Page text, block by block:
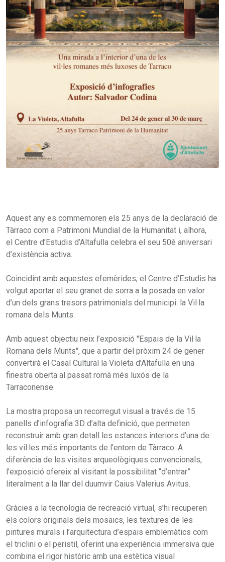
Aquest any es commemoren els 25 anys de la declaració de
Tàrraco com a Patrimoni Mundial de la Humanitat i, alhora,
el Centre d’Estudis d’Altafulla celebra el seu 50è aniversari
d’existència activa.
Coincidint amb aquestes efemèrides, el Centre d’Estudis ha
volgut aportar el seu granet de sorra a la posada en valor
d’un dels grans tresors patrimonials del municipi: la Vil·la
romana dels Munts.
Amb aquest objectiu neix l’exposició "Espais de la Vil·la
Romana dels Munts", que a partir del pròxim 24 de gener
convertirà el Casal Cultural la Violeta d’Altafulla en una
finestra oberta al passat romà més luxós de la
Tarraconense.
La mostra proposa un recorregut visual a través de 15
panells d’infografia 3D d’alta definició, que permeten
reconstruir amb gran detall les estances interiors d’una de
les vil·les més importants de l’entorn de Tàrraco. A
diferència de les visites arqueològiques convencionals,
l’exposició ofereix al visitant la possibilitat “d’entrar”
literalment a la llar del duumvir Caius Valerius Avitus.
Gràcies a la tecnologia de recreació virtual, s’hi recuperen
els colors originals dels mosaics, les textures de les
pintures murals i l’arquitectura d’espais emblemàtics com
el triclini o el peristil, oferint una experiència immersiva que
combina el rigor històric amb una estètica visual